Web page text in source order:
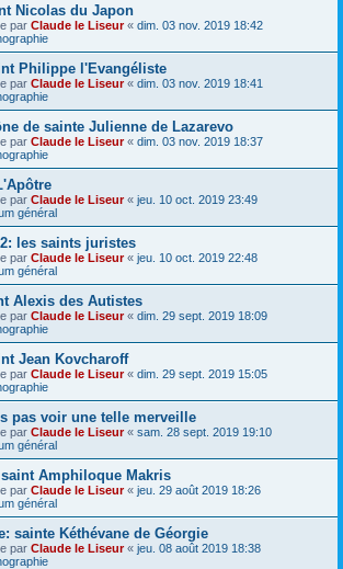
Nicolas du Japon
par Claude le Liseur« dim. 03 nov. 2019 18:42
Philippe l'Evangéliste
par Claude le Liseur« dim. 03 nov. 2019 18:41
de sainte Julienne de Lazarevo
par Claude le Liseur« dim. 03 nov. 2019 18:37
par Claude le Liseur« jeu. 10 oct. 2019 23:49
général
les saints juristes
par Claude le Liseur« jeu. 10 oct. 2019 22:48
général
Alexis des Autistes
par Claude le Liseur« dim. 29 sept. 2019 18:09
Jean Kovcharoff
par Claude le Liseur« dim. 29 sept. 2019 15:05
pas voir une telle merveille
par Claude le Liseur« sam. 28 sept. 2019 19:10
général
Amphiloque Makris
par Claude le Liseur« jeu. 29 août 2019 18:26
général
sainte Kéthévane de Géorgie
par Claude le Liseur« jeu. 08 août 2019 18:38